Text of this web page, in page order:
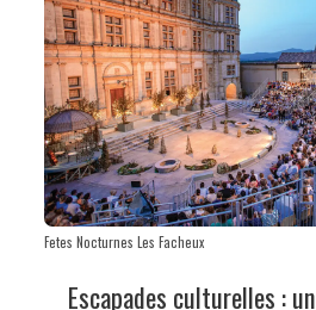
Fetes Nocturnes Les Facheux
Escapades culturelles :